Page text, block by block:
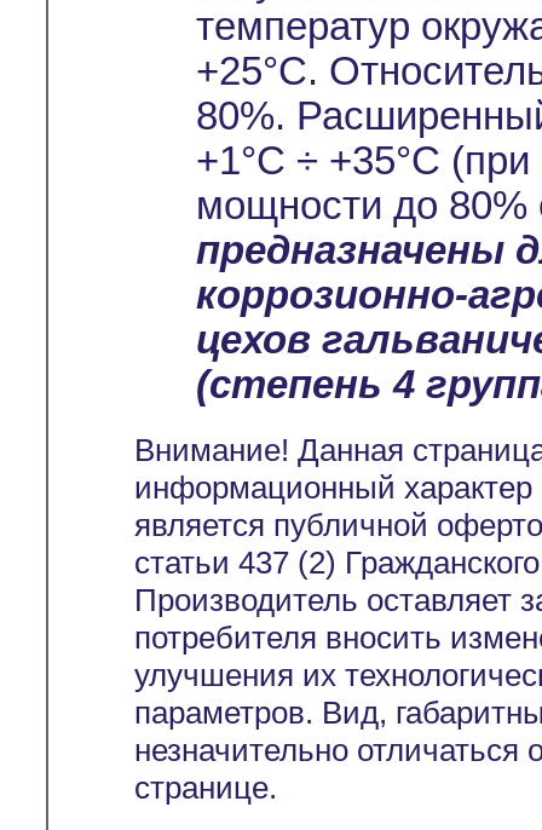
температур
+25°С.
80%.
+1°С ÷ +35°С
мощности до
предназначены
коррозионно-
цехов
(степень 4
Внимание! Данная
информационный характер
является публичной
статьи 437 (2)
Производитель оставляет
потребителя вносить
улучшения их
параметров. Вид,
незначительно
странице.